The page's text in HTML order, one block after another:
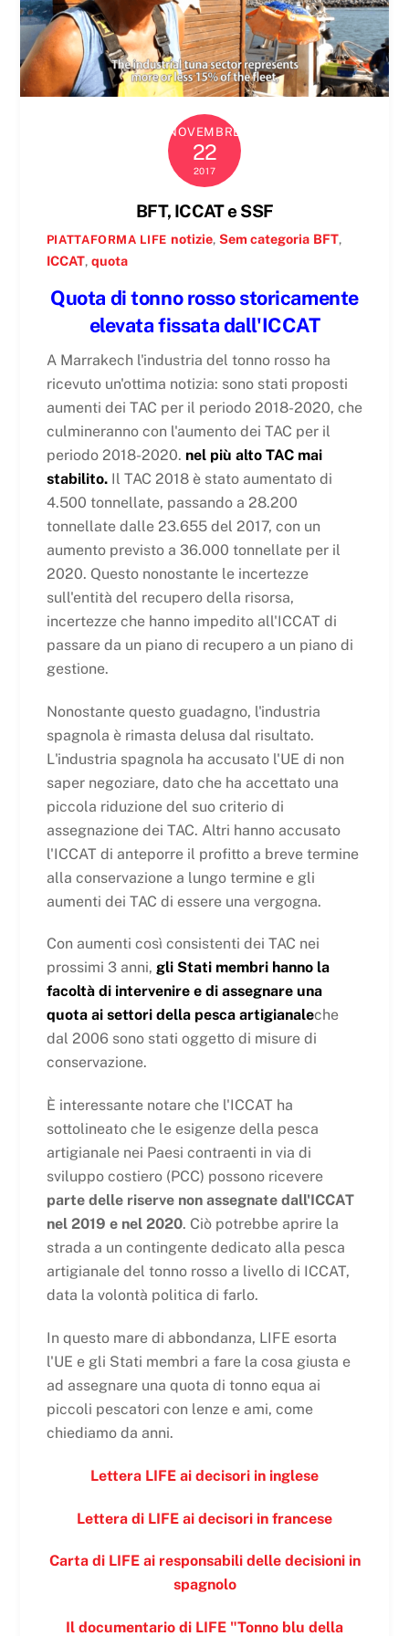
NOVEMBRE
22
2017
BFT, ICCAT e SSF
PIATTAFORMA LIFE notizie, Sem categoria BFT,
ICCAT, quota
Quota di tonno rosso storicamente
elevata fissata dall'ICCAT
A Marrakech l'industria del tonno rosso ha
ricevuto un'ottima notizia: sono stati proposti
aumenti dei TAC per il periodo 2018-2020, che
culmineranno con l'aumento dei TAC per il
periodo 2018-2020. nel più alto TAC mai
stabilito.Il TAC 2018 è stato aumentato di
4.500 tonnellate, passando a 28.200
tonnellate dalle 23.655 del 2017, con un
aumento previsto a 36.000 tonnellate per il
2020. Questo nonostante le incertezze
sull'entità del recupero della risorsa,
incertezze che hanno impedito all'ICCAT di
passare da un piano di recupero a un piano di
gestione.
Nonostante questo guadagno, l'industria
spagnola è rimasta delusa dal risultato.
L'industria spagnola ha accusato l'UE di non
saper negoziare, dato che ha accettato una
piccola riduzione del suo criterio di
assegnazione dei TAC. Altri hanno accusato
l'ICCAT di anteporre il profitto a breve termine
alla conservazione a lungo termine e gli
aumenti dei TAC di essere una vergogna.
Con aumenti così consistenti dei TAC nei
prossimi 3 anni, gli Stati membri hanno la
facoltà di intervenire e di assegnare una
quota ai settori della pesca artigianaleche
dal 2006 sono stati oggetto di misure di
conservazione.
È interessante notare che l'ICCAT ha
sottolineato che le esigenze della pesca
artigianale nei Paesi contraenti in via di
sviluppo costiero (PCC) possono ricevere
parte delle riserve non assegnate dall'ICCAT
nel 2019 e nel 2020. Ciò potrebbe aprire la
strada a un contingente dedicato alla pesca
artigianale del tonno rosso a livello di ICCAT,
data la volontà politica di farlo.
In questo mare di abbondanza, LIFE esorta
l'UE e gli Stati membri a fare la cosa giusta e
ad assegnare una quota di tonno equa ai
piccoli pescatori con lenze e ami, come
chiediamo da anni.
Lettera LIFE ai decisori in inglese
Lettera di LIFE ai decisori in francese
Carta di LIFE ai responsabili delle decisioni in
spagnolo
Il documentario di LIFE "Tonno blu della